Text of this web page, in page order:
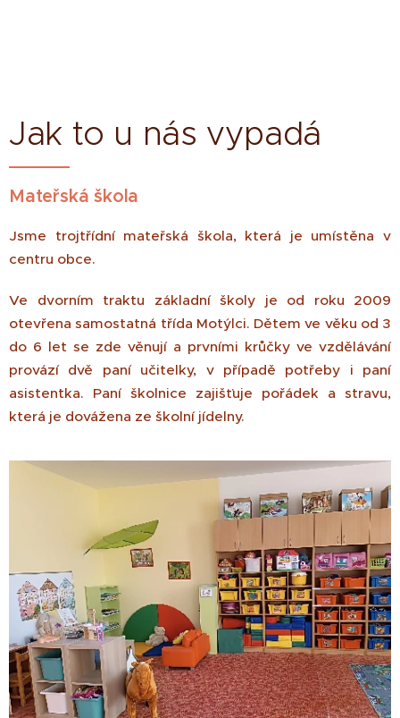
Jak to u nás vypadá
Mateřská škola
Jsme trojtřídní mateřská škola, která je umístěna v
centru obce.
Ve dvorním traktu základní školy je od roku 2009
otevřena samostatná třída Motýlci. Dětem ve věku od 3
do 6 let se zde věnují a prvními krůčky ve vzdělávání
provází dvě paní učitelky, v případě potřeby i paní
asistentka. Paní školnice zajišťuje pořádek a stravu,
která je dovážena ze školní jídelny.